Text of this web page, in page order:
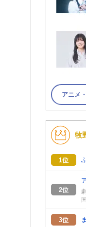
アニメ
牧
1位
2位
3位